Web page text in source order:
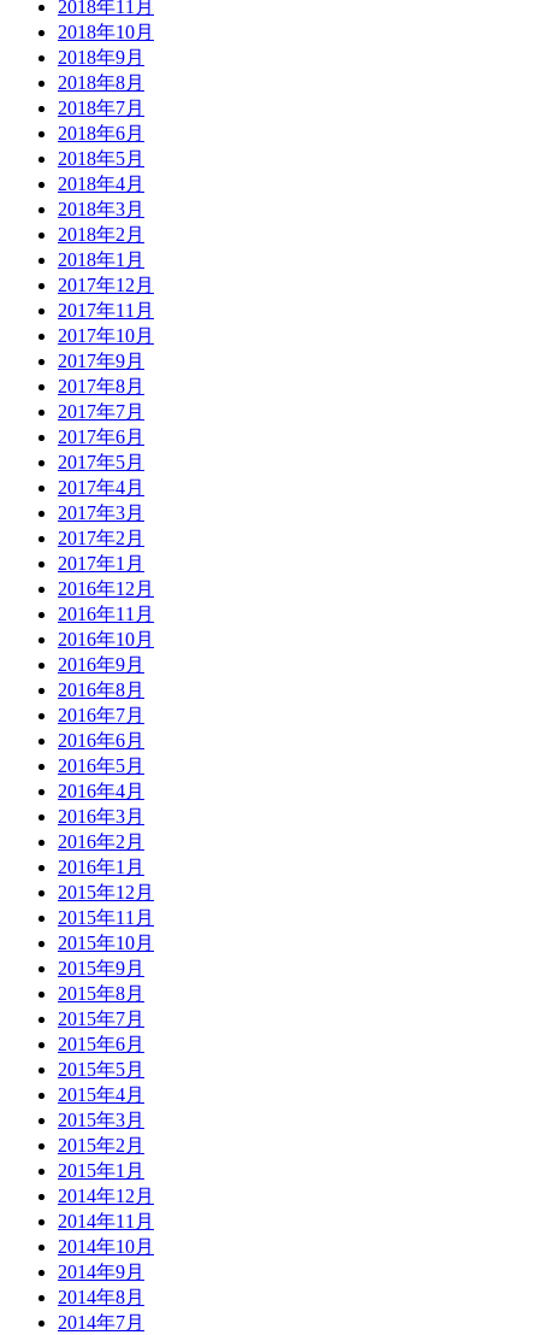
2018年11月
2018年10月
2018年9月
2018年8月
2018年7月
2018年6月
2018年5月
2018年4月
2018年3月
2018年2月
2018年1月
2017年12月
2017年11月
2017年10月
2017年9月
2017年8月
2017年7月
2017年6月
2017年5月
2017年4月
2017年3月
2017年2月
2017年1月
2016年12月
2016年11月
2016年10月
2016年9月
2016年8月
2016年7月
2016年6月
2016年5月
2016年4月
2016年3月
2016年2月
2016年1月
2015年12月
2015年11月
2015年10月
2015年9月
2015年8月
2015年7月
2015年6月
2015年5月
2015年4月
2015年3月
2015年2月
2015年1月
2014年12月
2014年11月
2014年10月
2014年9月
2014年8月
2014年7月